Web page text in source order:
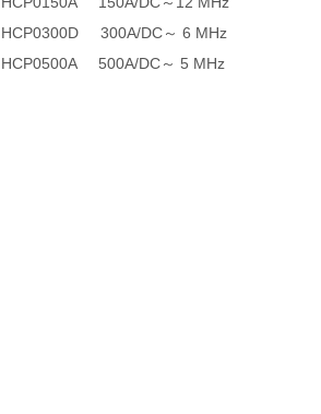
HCP0300D 300A/DC～ 6 MHz
HCP0500A 500A/DC～ 5 MHz